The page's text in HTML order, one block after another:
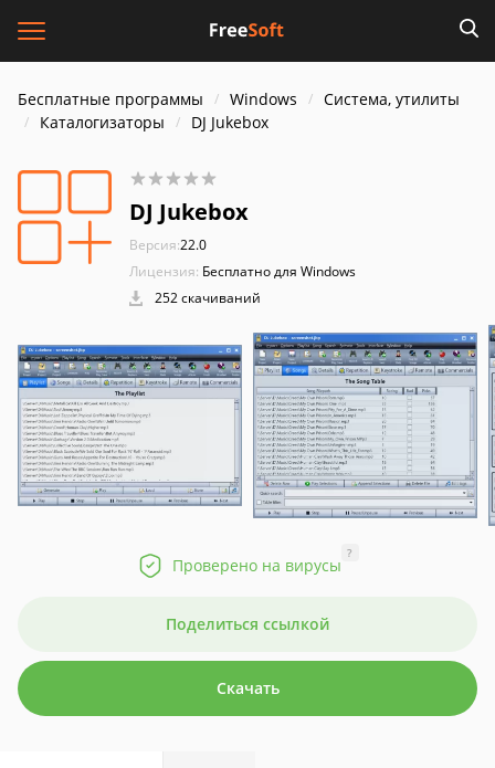
Бесплатные программы Windows
Система, утилиты
Каталогизаторы
DJ Jukebox
DJ Jukebox
Версия:22.0
Лицензия: Бесплатно для Windows
252 скачиваний
Проверено на вирусы
?
Поделиться ссылкой
Скачать